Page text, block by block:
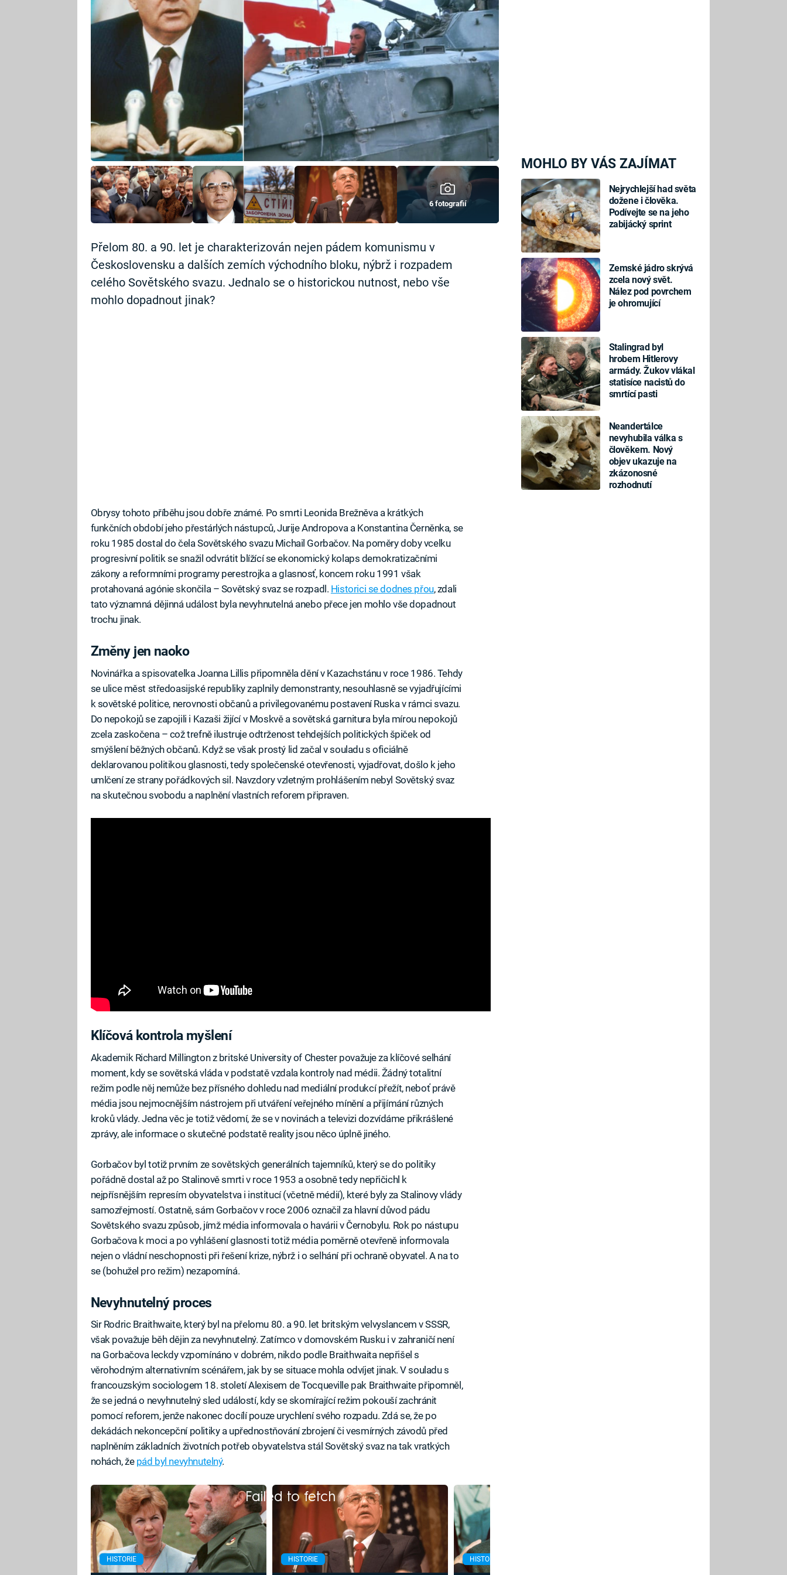
MOHLO BY VÁS ZAJÍMAT
Nejrychlejší had světa
dožene i člověka.
Podívejte se na jeho
zabijácký sprint
Zemské jádro skrývá
zcela nový svět.
Nález pod povrchem
je ohromující
Stalingrad byl
hrobem Hitlerovy
armády. Žukov vlákal
statisíce nacistů do
smrtící pasti
Neandertálce
nevyhubila válka s
člověkem. Nový
objev ukazuje na
zkázonosné
rozhodnutí
6 fotografií
Přelom 80. a 90. let je charakterizován nejen pádem komunismu v
Československu a dalších zemích východního bloku, nýbrž i rozpadem
celého Sovětského svazu. Jednalo se o historickou nutnost, nebo vše
mohlo dopadnout jinak?
Obrysy tohoto příběhu jsou dobře známé. Po smrti Leonida Brežněva a krátkých
funkčních období jeho přestárlých nástupců, Jurije Andropova a Konstantina Černěnka, se
roku 1985 dostal do čela Sovětského svazu Michail Gorbačov. Na poměry doby vcelku
progresivní politik se snažil odvrátit blížící se ekonomický kolaps demokratizačními
zákony a reformními programy perestrojka a glasnosť, koncem roku 1991 však
protahovaná agónie skončila – Sovětský svaz se rozpadl. Historici se dodnes přou, zdali
tato významná dějinná událost byla nevyhnutelná anebo přece jen mohlo vše dopadnout
trochu jinak.
Změny jen naoko
Novinářka a spisovatelka Joanna Lillis připomněla dění v Kazachstánu v roce 1986. Tehdy
se ulice měst středoasijské republiky zaplnily demonstranty, nesouhlasně se vyjadřujícími
k sovětské politice, nerovnosti občanů a privilegovanému postavení Ruska v rámci svazu.
Do nepokojů se zapojili i Kazaši žijící v Moskvě a sovětská garnitura byla mírou nepokojů
zcela zaskočena – což trefně ilustruje odtrženost tehdejších politických špiček od
smýšlení běžných občanů. Když se však prostý lid začal v souladu s oficiálně
deklarovanou politikou glasnosti, tedy společenské otevřenosti, vyjadřovat, došlo k jeho
umlčení ze strany pořádkových sil. Navzdory vzletným prohlášením nebyl Sovětský svaz
na skutečnou svobodu a naplnění vlastních reforem připraven.
Klíčová kontrola myšlení
Akademik Richard Millington z britské University of Chester považuje za klíčové selhání
moment, kdy se sovětská vláda v podstatě vzdala kontroly nad médii. Žádný totalitní
režim podle něj nemůže bez přísného dohledu nad mediální produkcí přežít, neboť právě
média jsou nejmocnějším nástrojem při utváření veřejného mínění a přijímání různých
kroků vlády. Jedna věc je totiž vědomí, že se v novinách a televizi dozvídáme přikrášlené
zprávy, ale informace o skutečné podstatě reality jsou něco úplně jiného.
Gorbačov byl totiž prvním ze sovětských generálních tajemníků, který se do politiky
pořádně dostal až po Stalinově smrti v roce 1953 a osobně tedy nepřičichl k
nejpřísnějším represím obyvatelstva i institucí (včetně médií), které byly za Stalinovy vlády
samozřejmostí. Ostatně, sám Gorbačov v roce 2006 označil za hlavní důvod pádu
Sovětského svazu způsob, jímž média informovala o havárii v Černobylu. Rok po nástupu
Gorbačova k moci a po vyhlášení glasnosti totiž média poměrně otevřeně informovala
nejen o vládní neschopnosti při řešení krize, nýbrž i o selhání při ochraně obyvatel. A na to
se (bohužel pro režim) nezapomíná.
Nevyhnutelný proces
Sir Rodric Braithwaite, který byl na přelomu 80. a 90. let britským velvyslancem v SSSR,
však považuje běh dějin za nevyhnutelný. Zatímco v domovském Rusku i v zahraničí není
na Gorbačova leckdy vzpomínáno v dobrém, nikdo podle Braithwaita nepřišel s
věrohodným alternativním scénářem, jak by se situace mohla odvíjet jinak. V souladu s
francouzským sociologem 18. století Alexisem de Tocqueville pak Braithwaite připomněl,
že se jedná o nevyhnutelný sled událostí, kdy se skomírající režim pokouší zachránit
pomocí reforem, jenže nakonec docílí pouze urychlení svého rozpadu. Zdá se, že po
dekádách nekoncepční politiky a upřednostňování zbrojení či vesmírných závodů před
naplněním základních životních potřeb obyvatelstva stál Sovětský svaz na tak vratkých
nohách, že pád byl nevyhnutelný.
Failed to fetch
HISTORIE HISTORIE HISTORIE